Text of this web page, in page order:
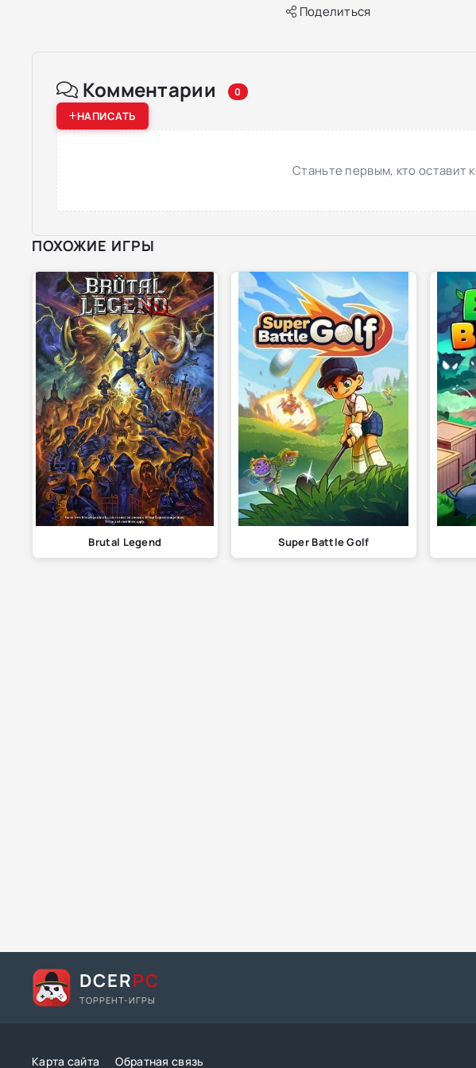
Поделиться
Комментарии 0
НАПИСАТЬ
Станьте первым, кто оставит
ПОХОЖИЕ ИГРЫ
Brutal Legend Super Battle Golf
DCERPC
ТОРРЕНТ-ИГРЫ
Карта сайта Обратная связь